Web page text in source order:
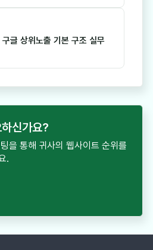
글 상위노출 기본 구조 실무
신가요?
을 통해 귀사의 웹사이트 순위를
.